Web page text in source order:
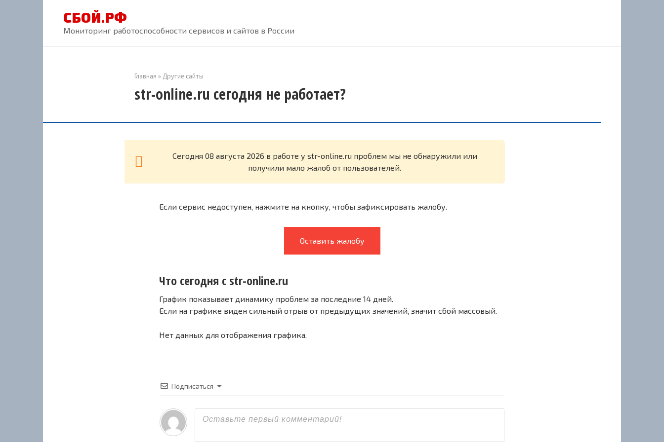
СБОЙ.РФ
Мониторинг работоспособности сервисов и сайтов в России
Главная » Другие сайты
str-online.ru сегодня не работает?
Cегодня 08 августа 2026 в работе у str-online.ru проблем мы не обнаружили или
получили мало жалоб от пользователей.
Если сервис недоступен, нажмите на кнопку, чтобы зафиксировать жалобу.
Оставить жалобу
Что сегодня с str-online.ru
График показывает динамику проблем за последние 14 дней.
Если на графике виден сильный отрыв от предыдущих значений, значит сбой массовый.
Нет данных для отображения графика.
Подписаться